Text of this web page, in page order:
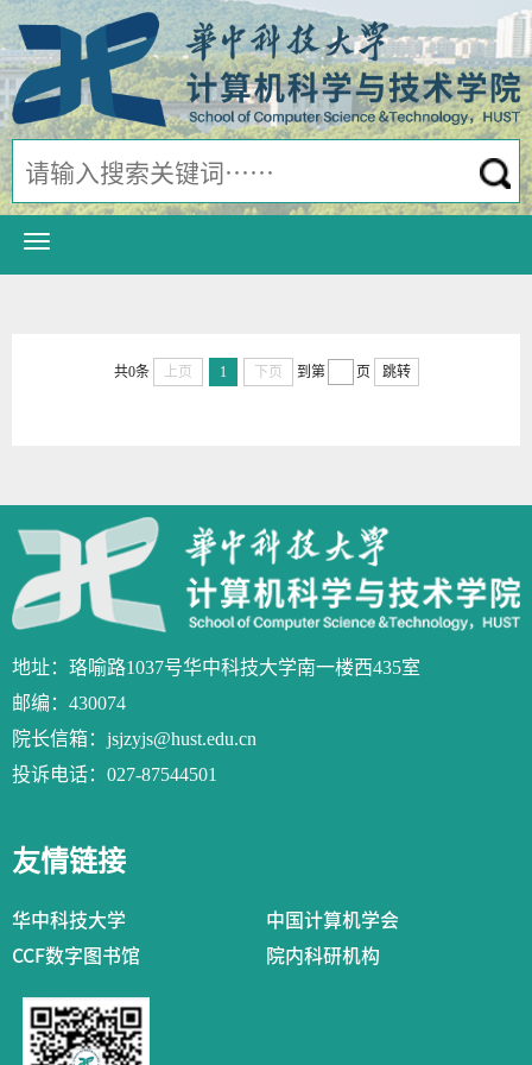
共0条 上页 1 下页 到第 页 跳转
地址：珞喻路1037号华中科技大学南一楼西435室
邮编：430074
院长信箱：jsjzyjs@hust.edu.cn
投诉电话：027-87544501
友情链接
华中科技大学
中国计算机学会
CCF数字图书馆
院内科研机构